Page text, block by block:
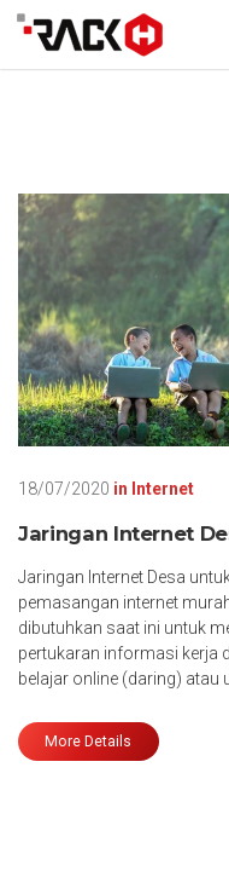
18/07/2020 in Internet
Jaringan Internet
Jaringan Internet Desa
pemasangan internet
dibutuhkan saat ini untuk
pertukaran informasi kerja
belajar online (daring) atau
More Details